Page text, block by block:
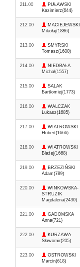
211.00
PUŁAWSKI
Kazimierz(644)
212.00
MACIEJEWSKI
Mikołaj(1886)
213.00
SMYRSKI
Tomasz(1600)
214.00
NIEDBAŁA
Michał(1557)
215.00
SALAK
Bartłomiej(1773)
216.00
WALCZAK
Łukasz(1685)
217.00
WIATROWSKI
Hubert(1666)
218.00
WIATROWSKI
Błażej(1668)
219.00
BRZEZIŃSKI
Adam(789)
220.00
WINKOWSKA-
STRUZIK
Magdalena(2430)
221.00
GADOMSKA
Anna(721)
222.00
KURZAWA
Sławomir(205)
223.00
OSTROWSKI
Marcin(618)